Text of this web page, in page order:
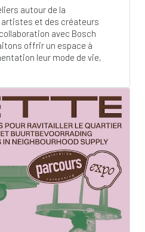
autour de la
et des créateurs
avec Bosch
offrir un espace à
leur mode de vie,